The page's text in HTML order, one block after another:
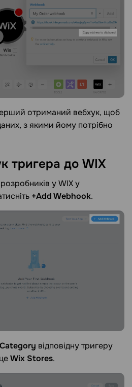
отриманий вебхук, щоб
з якими йому потрібно
тригера до WIX
у WIX у
+Add Webhook.
відповідну тригеру
Wix Stores.